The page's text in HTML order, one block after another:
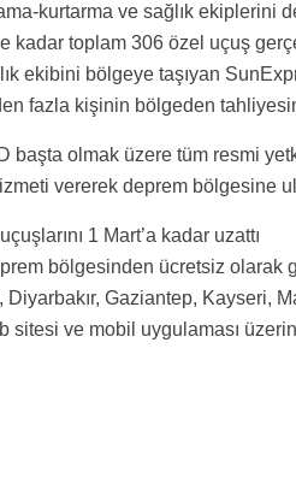
kurtarma ve sağlık ekiplerini
kadar toplam 306 özel uçuş
ekibini bölgeye taşıyan
fazla kişinin bölgeden
başta olmak üzere tüm resmi
vererek deprem bölgesine
1 Mart’a kadar uzattı
bölgesinden ücretsiz olarak
Gaziantep, Kayseri,
sitesi ve mobil uygulaması